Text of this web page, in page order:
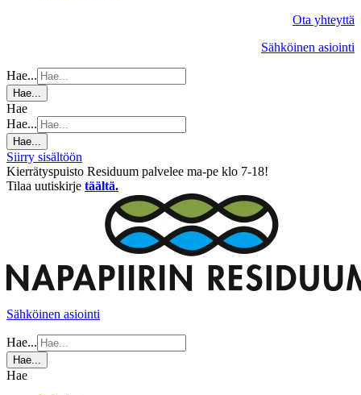
Ota yhteyttä
Sähköinen asiointi
Hae...
Hae...
Hae
Hae...
Hae...
Siirry sisältöön
Kierrätyspuisto Residuum palvelee ma-pe klo 7-18!
Tilaa uutiskirje täältä.
Sähköinen asiointi
Hae...
Hae...
Hae